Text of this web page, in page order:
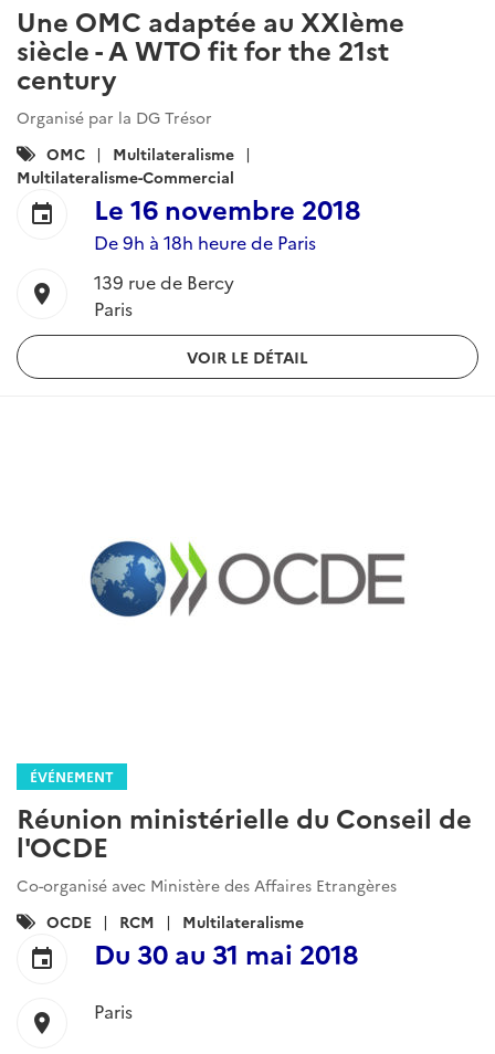
Une OMC adaptée au XXIème
siècle - A WTO fit for the 21st
century
Organisé par la DG Trésor
Catégories
:
OMC
Multilateralisme
Multilateralisme-Commercial
event Le 16 novembre 2018
De 9h à 18h heure de Paris
location_on
139 rue de Bercy
Paris
VOIR LE DÉTAIL
ÉVÉNEMENT
Réunion ministérielle du Conseil de
l'OCDE
Co-organisé avec Ministère des Affaires Etrangères
Catégories
:
OCDE RCM Multilateralisme
event Du 30 au 31 mai 2018
location_on Paris